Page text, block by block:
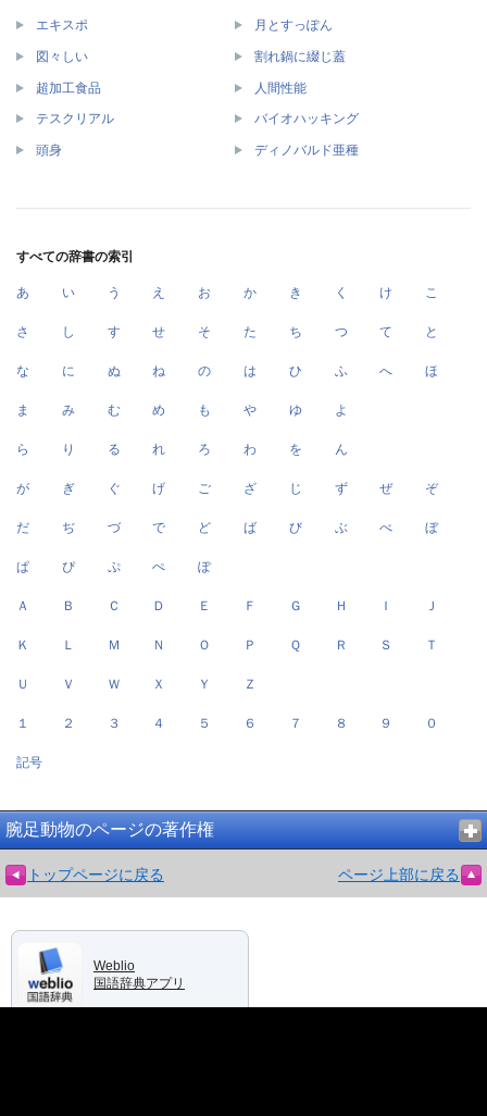
エキスポ 月とすっぽん
図々しい 割れ鍋に綴じ蓋
超加工食品 人間性能
テスクリアル バイオハッキング
頭身 ディノバルド亜種
すべての辞書の索引
あ い う え お か き く け こ
さ し す せ そ た ち つ て と
な に ぬ ね の は ひ ふ へ ほ
ま み む め も や ゆ よ
ら り る れ ろ わ を ん
が ぎ ぐ げ ご ざ じ ず ぜ ぞ
だ ぢ づ で ど ば び ぶ べ ぼ
ぱ ぴ ぷ ぺ ぽ
Ａ Ｂ Ｃ Ｄ Ｅ Ｆ Ｇ Ｈ Ｉ Ｊ
Ｋ Ｌ Ｍ Ｎ Ｏ Ｐ Ｑ Ｒ Ｓ Ｔ
Ｕ Ｖ Ｗ Ｘ Ｙ Ｚ
１ ２ ３ ４ ５ ６ ７ ８ ９ ０
記号
腕足動物のページの著作権
トップページに戻る ページ上部に戻る
Weblio
国語辞典アプリ